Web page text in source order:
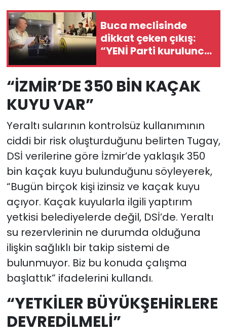
Buca meclisinde
dikkat çeken çıkış:
“YENİ Parti kurulunca
telaşa mı girdiniz?”
“İZMİR’DE 350 BİN KAÇAK
KUYU VAR”
Yeraltı sularının kontrolsüz kullanımının
ciddi bir risk oluşturduğunu belirten Tugay,
DSİ verilerine göre İzmir’de yaklaşık 350
bin kaçak kuyu bulunduğunu söyleyerek,
“Bugün birçok kişi izinsiz ve kaçak kuyu
açıyor. Kaçak kuyularla ilgili yaptırım
yetkisi belediyelerde değil, DSİ’de. Yeraltı
su rezervlerinin ne durumda olduğuna
ilişkin sağlıklı bir takip sistemi de
bulunmuyor. Biz bu konuda çalışma
başlattık” ifadelerini kullandı.
“YETKİLER BÜYÜKŞEHİRLERE
DEVREDİLMELİ”